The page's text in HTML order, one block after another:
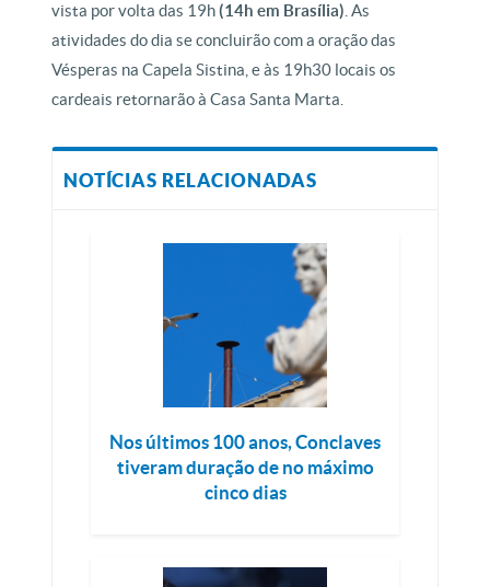
vista por volta das 19h(14h em Brasília) . As
atividades do dia se concluirão com a oração das
Vésperas na Capela Sistina, e às 19h30 locais os
cardeais retornarão à Casa Santa Marta.
NOTÍCIAS RELACIONADAS
Nos últimos 100 anos, Conclaves
tiveram duração de no máximo
cinco dias